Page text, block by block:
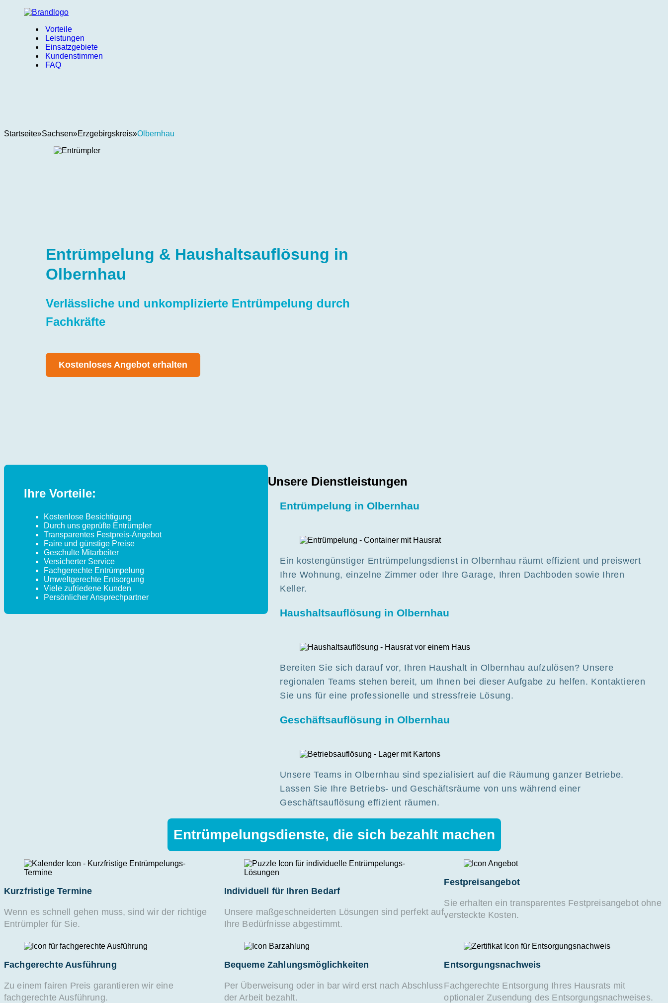
Vorteile
Leistungen
Einsatzgebiete
Kundenstimmen
FAQ
Startseite»Sachsen»Erzgebirgskreis»Olbernhau
Entrümpelung & Haushaltsauflösung in
Olbernhau
Verlässliche und unkomplizierte Entrümpelung durch
Fachkräfte
Kostenloses Angebot erhalten
Ihre Vorteile:
Kostenlose Besichtigung
Durch uns geprüfte Entrümpler
Transparentes Festpreis-Angebot
Faire und günstige Preise
Geschulte Mitarbeiter
Versicherter Service
Fachgerechte Entrümpelung
Umweltgerechte Entsorgung
Viele zufriedene Kunden
Persönlicher Ansprechpartner
Unsere Dienstleistungen
Entrümpelung in Olbernhau
Ein kostengünstiger Entrümpelungsdienst in Olbernhau räumt effizient und preiswert
Ihre Wohnung, einzelne Zimmer oder Ihre Garage, Ihren Dachboden sowie Ihren
Keller.
Haushaltsauflösung in Olbernhau
Bereiten Sie sich darauf vor, Ihren Haushalt in Olbernhau aufzulösen? Unsere
regionalen Teams stehen bereit, um Ihnen bei dieser Aufgabe zu helfen. Kontaktieren
Sie uns für eine professionelle und stressfreie Lösung.
Geschäftsauflösung in Olbernhau
Unsere Teams in Olbernhau sind spezialisiert auf die Räumung ganzer Betriebe.
Lassen Sie Ihre Betriebs- und Geschäftsräume von uns während einer
Geschäftsauflösung effizient räumen.
Entrümpelungsdienste, die sich bezahlt machen
Kurzfristige Termine
Wenn es schnell gehen muss, sind wir der richtige
Entrümpler für Sie.
Individuell für Ihren Bedarf
Unsere maßgeschneiderten Lösungen sind perfekt auf
Ihre Bedürfnisse abgestimmt.
Festpreisangebot
Sie erhalten ein transparentes Festpreisangebot ohne
versteckte Kosten.
Fachgerechte Ausführung
Zu einem fairen Preis garantieren wir eine
fachgerechte Ausführung.
Bequeme Zahlungsmöglichkeiten
Per Überweisung oder in bar wird erst nach Abschluss
der Arbeit bezahlt.
Entsorgungsnachweis
Fachgerechte Entsorgung Ihres Hausrats mit
optionaler Zusendung des Entsorgungsnachweises.